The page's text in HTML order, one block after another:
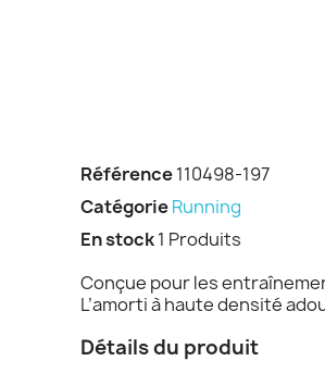
Référence110498-197
CatégorieRunning
En stock1 Produits
Conçue pour les
L’amorti à haute densité
Détails du produit